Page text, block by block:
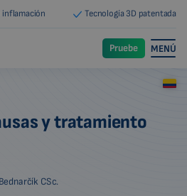
inflamación Tecnología 3D patentada
Pruebe MENÚ
y tratamiento
CSc.